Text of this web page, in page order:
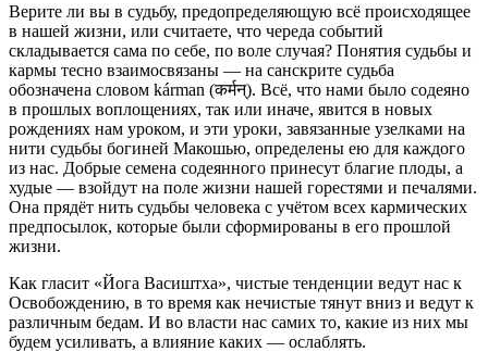
Верите ли вы в судьбу, предопределяющую всё происходящее
в нашей жизни, или считаете, что череда событий
складывается сама по себе, по воле случая? Понятия судьбы и
кармы тесно взаимосвязаны — на санскрите судьба
обозначена словом kárman (कर्मन्). Всё, что нами было содеяно
в прошлых воплощениях, так или иначе, явится в новых
рождениях нам уроком, и эти уроки, завязанные узелками на
нити судьбы богиней Макошью, определены ею для каждого
из нас. Добрые семена содеянного принесут благие плоды, а
худые — взойдут на поле жизни нашей горестями и печалями.
Она прядёт нить судьбы человека с учётом всех кармических
предпосылок, которые были сформированы в его прошлой
жизни.
Как гласит «Йога Васиштха», чистые тенденции ведут нас к
Освобождению, в то время как нечистые тянут вниз и ведут к
различным бедам. И во власти нас самих то, какие из них мы
будем усиливать, а влияние каких — ослаблять.